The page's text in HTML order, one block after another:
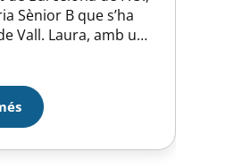
Sènior B que s’ha
Vall. Laura, amb una
i a Marta Forniells
APA que han
podi. En categoria
Asensio ha